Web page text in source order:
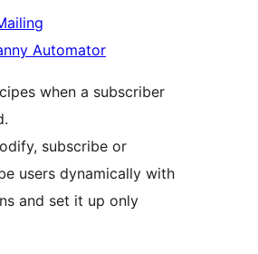
Automator
when a subscriber
subscribe or
users dynamically with
and set it up only